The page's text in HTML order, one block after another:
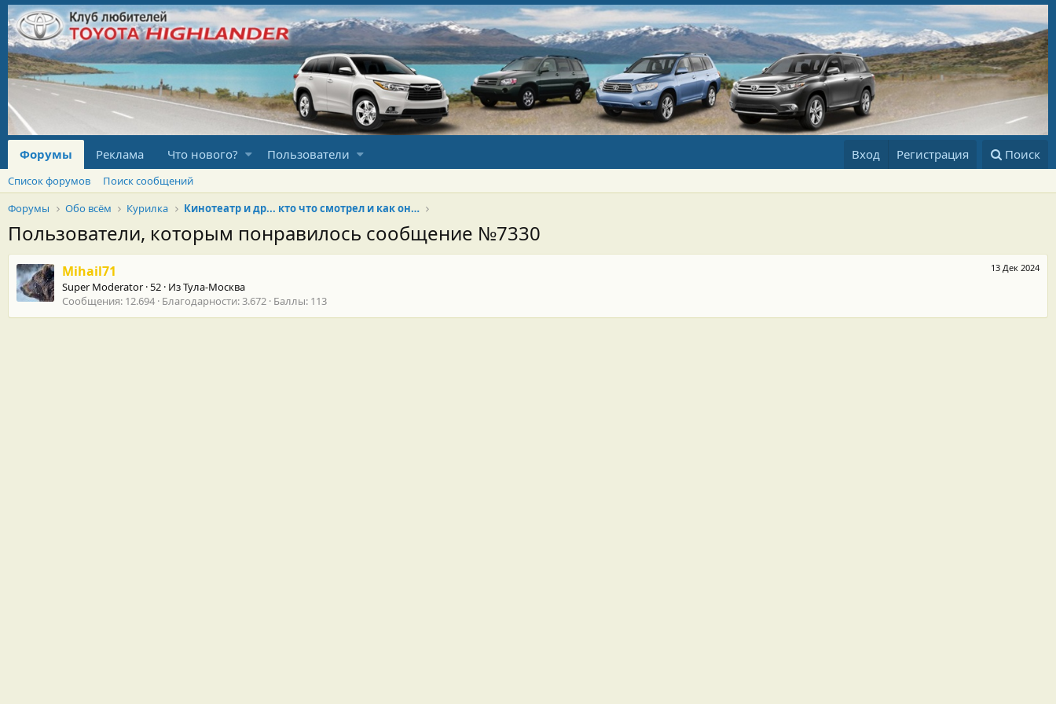
Форумы Реклама Что нового? Пользователи Вход Регистрация Поиск
Список форумов
Поиск сообщений
Форумы
Обо всём Курилка Кинотеатр и др... кто что смотрел и как оно.
Пользователи, которым понравилось сообщение №7330
13 Дек 2024
Mihail71
Super Moderator ·52 · ИзТула-Москва
Сообщения 12.694 Благодарности 3.672 Баллы 113